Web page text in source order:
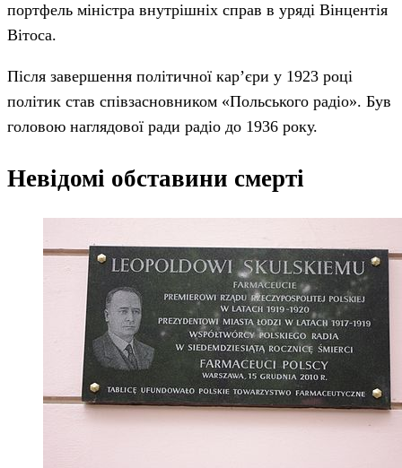
портфель міністра внутрішніх справ в уряді Вінцентія
Вітоса.
Після завершення політичної кар’єри у 1923 році
політик став співзасновником «Польського радіо». Був
головою наглядової ради радіо до 1936 року.
Невідомі обставини смерті